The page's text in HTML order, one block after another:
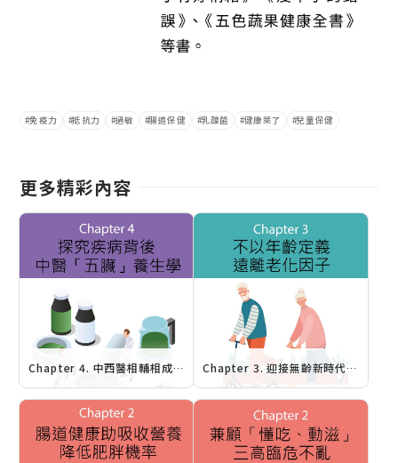
免疫力 抵抗力 過敏 腸道保健 乳酸菌 健康萊了 兒童保健
更多精彩內容
Chapter 4. 中西醫相輔相成 養生保健齊頭並進：探究疾病背後 中醫「五臟」養生學 Chapter 3. 迎接無齡新時代 強健人生行動力：不以年齡定義 遠離老化因子